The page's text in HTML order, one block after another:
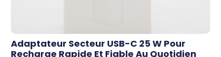
Adaptateur Secteur USB-C 25 W Pour
Recharge Rapide Et Fiable Au Quotidien